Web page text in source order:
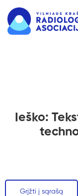
Ieško:
Grįžti į sąrašą